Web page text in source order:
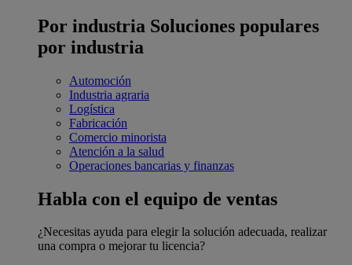
Por industria Soluciones populares
por industria
Automoción
Industria agraria
Logística
Fabricación
Comercio minorista
Atención a la salud
Operaciones bancarias y finanzas
Habla con el equipo de ventas
¿Necesitas ayuda para elegir la solución adecuada, realizar
una compra o mejorar tu licencia?